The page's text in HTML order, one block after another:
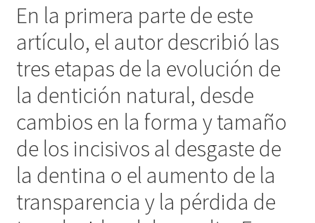
En la primera parte de este
artículo, el autor describió las
tres etapas de la evolución de
la dentición natural, desde
cambios en la forma y tamaño
de los incisivos al desgaste de
la dentina o el aumento de la
transparencia y la pérdida de